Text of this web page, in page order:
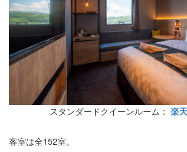
スタンダードクイーンルーム： 楽
客室は全152室。